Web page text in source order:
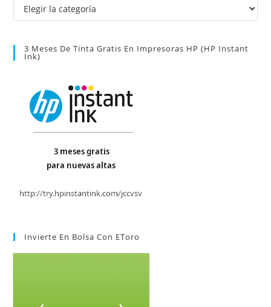
Categorías
3 Meses De Tinta Gratis En Impresoras HP (HP Instant
Ink)
Invierte En Bolsa Con EToro